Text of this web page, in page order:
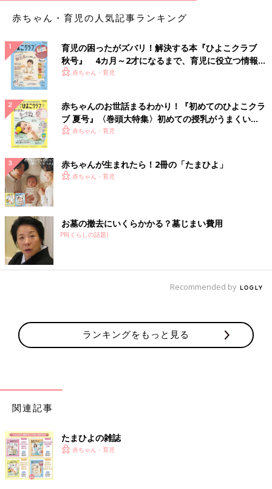
赤ちゃん・育児の人気記事ランキング
育児の困ったがズバリ！解決する本『ひよこクラブ
秋号』 4カ月～2才になるまで、育児に役立つ情報が
いっぱい！
赤ちゃん・育児
赤ちゃんのお世話まるわかり！『初めてのひよこクラ
ブ 夏号』〈巻頭大特集〉初めての授乳がうまくい
く！ おっぱい・ミルクの基本と夏のトラブル 解決テ
赤ちゃん・育児
赤ちゃんが生まれたら！2冊の「たまひよ」
赤ちゃん・育児
お墓の撤去にいくらかかる？墓じまい費用
PR(くらしの話題)
Recommended by
ランキングをもっと見る
関連記事
たまひよの雑誌
赤ちゃん・育児